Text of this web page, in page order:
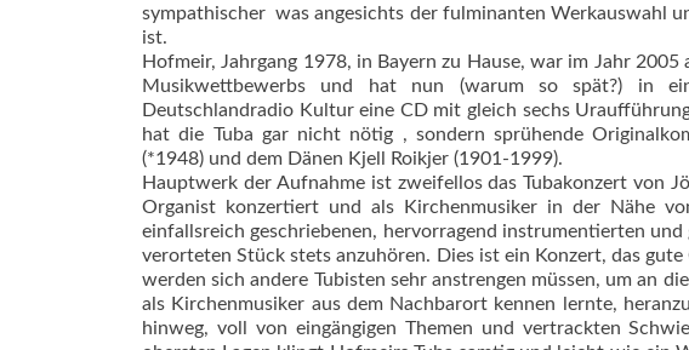
sympathischer  was angesichts der fulminanten Werkauswahl
ist.
Hofmeir, Jahrgang 1978, in Bayern zu Hause, war im Jahr
Musikwettbewerbs und hat nun (warum so spät?) in
Deutschlandradio Kultur eine CD mit gleich sechs
hat die Tuba gar nicht nötig , sondern sprühende
(*1948) und dem Dänen Kjell Roikjer (1901-1999).
Hauptwerk der Aufnahme ist zweifellos das Tubakonzert von
Organist konzertiert und als Kirchenmusiker in der Nähe
einfallsreich geschriebenen, hervorragend instrumentierten
verorteten Stück stets anzuhören. Dies ist ein Konzert, das
werden sich andere Tubisten sehr anstrengen müssen, um an
als Kirchenmusiker aus dem Nachbarort kennen lernte,
hinweg, voll von eingängigen Themen und vertrackten